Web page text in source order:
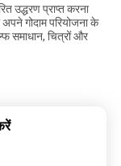
उद्धरण प्राप्त करना
गोदाम परियोजना के
समाधान, चित्रों और